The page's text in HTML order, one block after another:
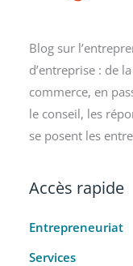
Blog sur
d’entreprise : de
commerce, en
le conseil, les
se posent les
Accès rapide
Entrepreneuriat
Services